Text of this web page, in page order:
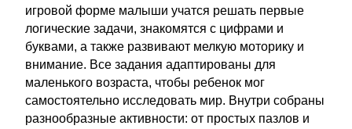
игровой форме малыши учатся решать первые
логические задачи, знакомятся с цифрами и
буквами, а также развивают мелкую моторику и
внимание. Все задания адаптированы для
маленького возраста, чтобы ребенок мог
самостоятельно исследовать мир. Внутри собраны
разнообразные активности: от простых пазлов и